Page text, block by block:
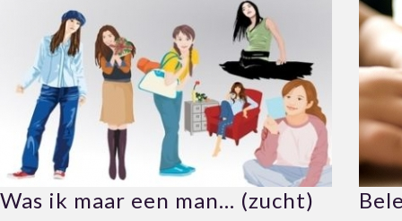
Was ik maar een man… (zucht)